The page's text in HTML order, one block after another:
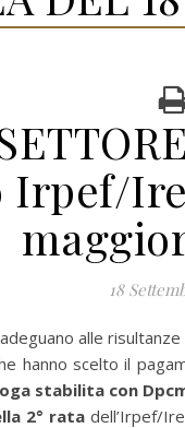
Irpef/
18
alle
hanno scelto il
stabilita con
2° rata dell’Irpef/